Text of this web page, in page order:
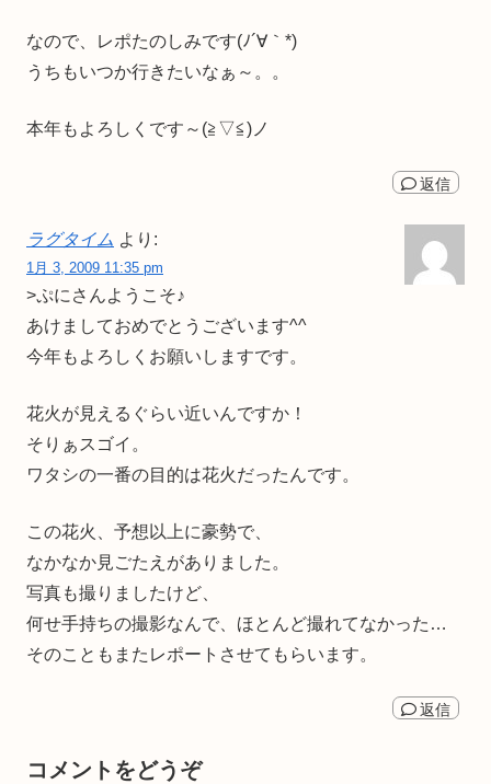
なので、レポたのしみです(ﾉ´∀｀*)
うちもいつか行きたいなぁ～。。
本年もよろしくです～(≧▽≦)ノ
返信
ラグタイム より:
1月 3, 2009 11:35 pm
>ぷにさんようこそ♪
あけましておめでとうございます^^
今年もよろしくお願いしますです。
花火が見えるぐらい近いんですか！
そりぁスゴイ。
ワタシの一番の目的は花火だったんです。
この花火、予想以上に豪勢で、
なかなか見ごたえがありました。
写真も撮りましたけど、
何せ手持ちの撮影なんで、ほとんど撮れてなかった…
そのこともまたレポートさせてもらいます。
返信
コメントをどうぞ